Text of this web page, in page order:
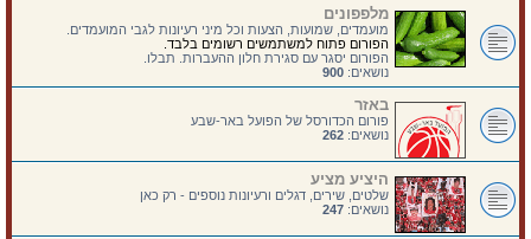
מלפפונים
מועמדים, שמועות, הצעות וכל מיני רעיונות לגבי המועמדים.
הפורום פתוח למשתמשים רשומים בלבד.
הפורום יסגר עם סגירת חלון ההעברות. תבלו.
נושאים: 900
באזר
פורום הכדורסל של הפועל באר-שבע
נושאים: 262
היציע מציע
שלטים, שירים, דגלים ורעיונות נוספים - רק כאן
נושאים: 247